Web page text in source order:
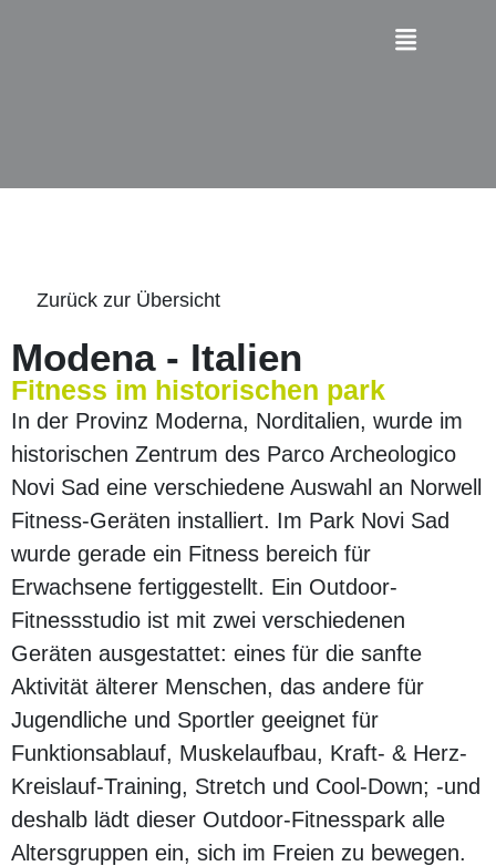
Zurück zur Übersicht
Modena - Italien
Fitness im historischen park
In der Provinz Moderna, Norditalien, wurde im
historischen Zentrum des Parco Archeologico
Novi Sad eine verschiedene Auswahl an Norwell
Fitness-Geräten installiert. Im Park Novi Sad
wurde gerade ein Fitness bereich für
Erwachsene fertiggestellt. Ein Outdoor-
Fitnessstudio ist mit zwei verschiedenen
Geräten ausgestattet: eines für die sanfte
Aktivität älterer Menschen, das andere für
Jugendliche und Sportler geeignet für
Funktionsablauf, Muskelaufbau, Kraft- & Herz-
Kreislauf-Training, Stretch und Cool-Down; -und
deshalb lädt dieser Outdoor-Fitnesspark alle
Altersgruppen ein, sich im Freien zu bewegen.